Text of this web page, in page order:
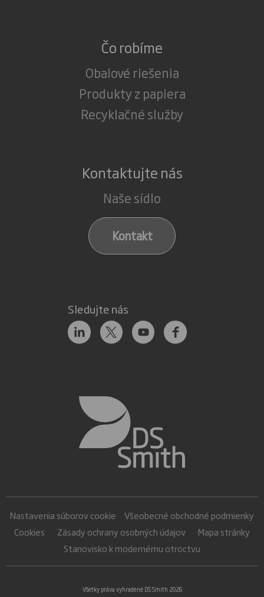
Čo robíme
Obalové riešenia
Produkty z papiera
Recyklačné služby
Kontaktujte nás
Naše sídlo
Kontakt
Sledujte nás
Nastavenia súborov cookie
Všeobecné obchodné podmienky
Cookies
Zásady ochrany osobných údajov
Mapa stránky
Stanovisko k modernému otroctvu
Všetky práva vyhradené DS Smith 2026